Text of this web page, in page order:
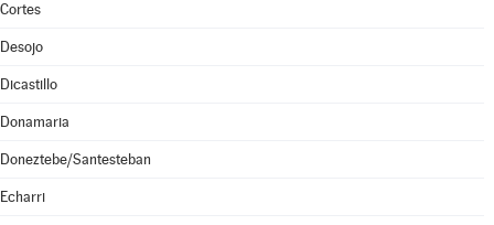
Cortes
Desojo
Dicastillo
Donamaria
Doneztebe/Santesteban
Echarri